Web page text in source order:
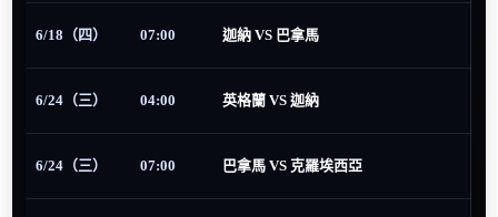
6/18（四） 07:00 迦納 VS 巴拿馬
6/24（三） 04:00 英格蘭 VS 迦納
6/24（三） 07:00 巴拿馬 VS 克羅埃西亞